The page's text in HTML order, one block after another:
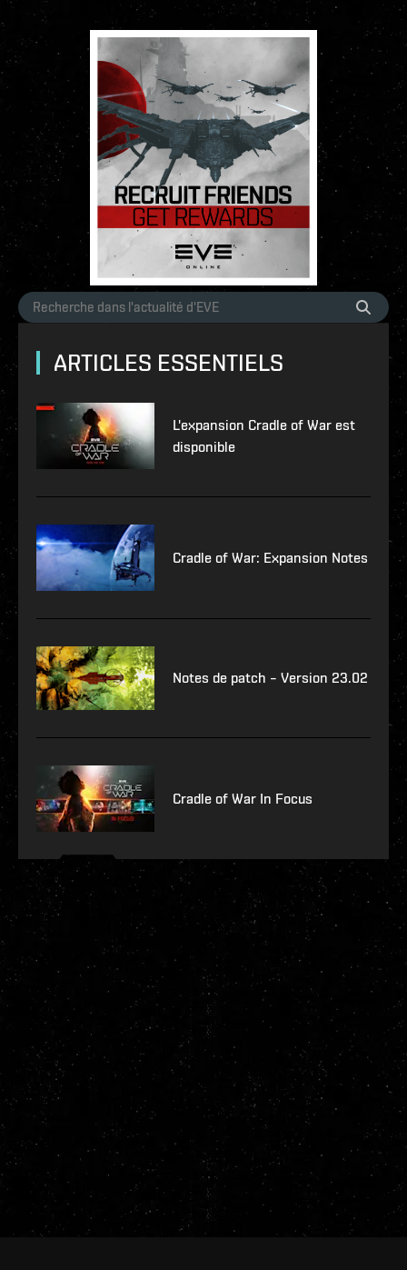
ARTICLES ESSENTIELS
L'expansion Cradle of War est
disponible
Cradle of War: Expansion Notes
Notes de patch – Version 23.02
Cradle of War In Focus